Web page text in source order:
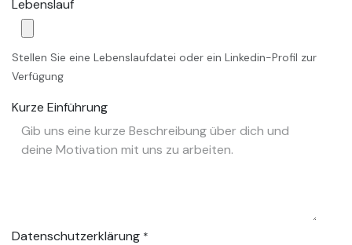
Lebenslauf
Stellen Sie eine Lebenslaufdatei oder ein Linkedin-Profil zur
Verfügung
Kurze Einführung
Datenschutzerklärung *